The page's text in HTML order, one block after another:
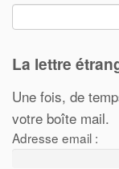
La lettre
Une fois, de
votre boîte mail.
Adresse email :